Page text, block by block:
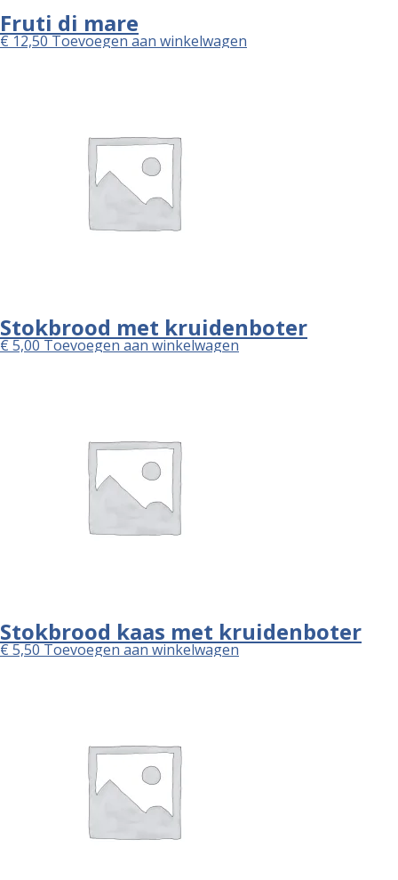
Fruti di mare
€12,50Toevoegen aan winkelwagen
Stokbrood met kruidenboter
€5,00Toevoegen aan winkelwagen
Stokbrood kaas met kruidenboter
€5,50Toevoegen aan winkelwagen